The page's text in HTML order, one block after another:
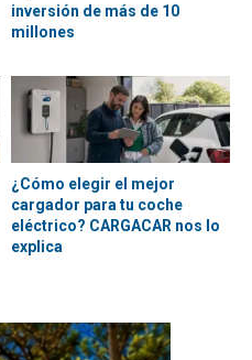
inversión de más de 10
millones
¿Cómo elegir el mejor
cargador para tu coche
eléctrico? CARGACAR nos lo
explica